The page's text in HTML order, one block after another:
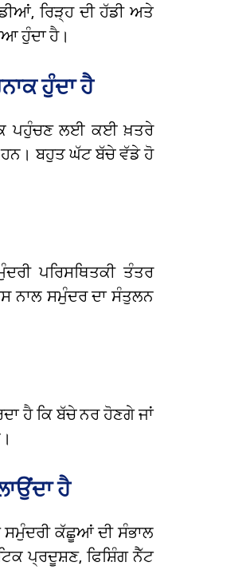
ਰਿੜ੍ਹ ਦੀ ਹੱਡੀ ਅਤੇ
ਹੁੰਦਾ ਹੈ।
ਹੁੰਦਾ ਹੈ
ਪਹੁੰਚਣ ਲਈ ਕਈ ਖ਼ਤਰੇ
ਹਨ। ਬਹੁਤ ਘੱਟ ਬੱਚੇ ਵੱਡੇ ਹੋ
ਪਰਿਸਥਿਤਕੀ ਤੰਤਰ
ਨਾਲ ਸਮੁੰਦਰ ਦਾ ਸੰਤੁਲਨ
ਹੈ ਕਿ ਬੱਚੇ ਨਰ ਹੋਣਗੇ ਜਾਂ
ਹੈ
ਕੱਛੂਆਂ ਦੀ ਸੰਭਾਲ
ਪ੍ਰਦੂਸ਼ਣ, ਫਿਸ਼ਿੰਗ ਨੈੱਟ